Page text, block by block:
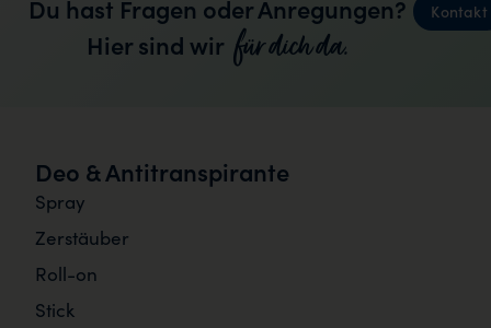
Du hast Fragen oder Anregungen?
Hier sind wir für dich da.
Kontakt
Deo & Antitranspirante
Spray
Zerstäuber
Roll-on
Stick